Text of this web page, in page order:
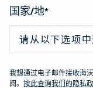
国家/地*
我想通过电子邮件接收海
阅。 按此查询我们的隐私